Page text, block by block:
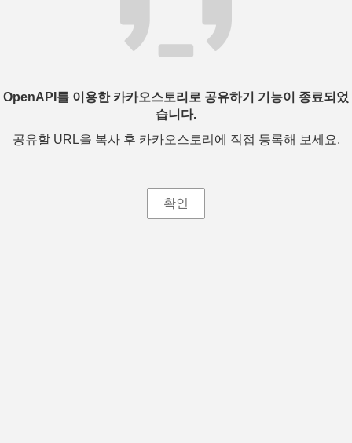
OpenAPI를 이용한 카카오스토리로 공유하기 기능이 종료되었
습니다.
공유할 URL을 복사 후 카카오스토리에 직접 등록해 보세요.
확인